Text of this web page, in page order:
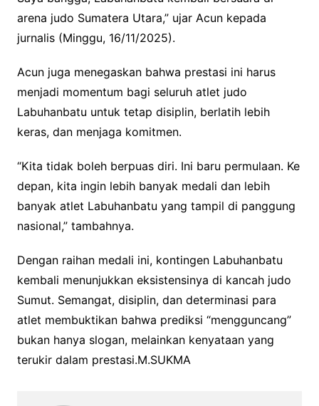
arena judo Sumatera Utara,” ujar Acun kepada
jurnalis (Minggu, 16/11/2025).
Acun juga menegaskan bahwa prestasi ini harus
menjadi momentum bagi seluruh atlet judo
Labuhanbatu untuk tetap disiplin, berlatih lebih
keras, dan menjaga komitmen.
“Kita tidak boleh berpuas diri. Ini baru permulaan. Ke
depan, kita ingin lebih banyak medali dan lebih
banyak atlet Labuhanbatu yang tampil di panggung
nasional,” tambahnya.
Dengan raihan medali ini, kontingen Labuhanbatu
kembali menunjukkan eksistensinya di kancah judo
Sumut. Semangat, disiplin, dan determinasi para
atlet membuktikan bahwa prediksi “mengguncang”
bukan hanya slogan, melainkan kenyataan yang
terukir dalam prestasi.M.SUKMA